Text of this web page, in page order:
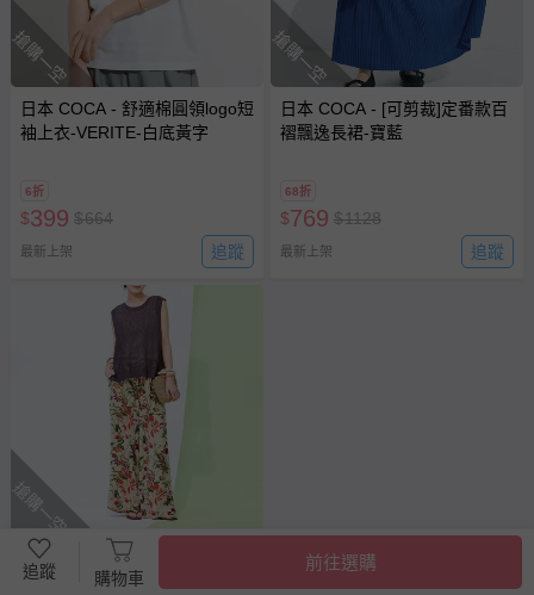
搶購一空
日本 COCA - 舒適棉圓領logo短
袖上衣-VERITE-白底黃字
6折
$399 $664
最新上架 追蹤
搶購一空
日本 COCA - [可剪裁]定番款百
褶飄逸長裙-寶藍
68折
$769 $1128
最新上架 追蹤
搶購一空
日本 COCA - 夏日清爽柔軟寬
褲-花卉-米杏
追蹤 購物車
前往選購